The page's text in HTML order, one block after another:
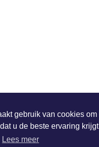
gebruik van cookies om
u de beste ervaring krijgt
Lees meer